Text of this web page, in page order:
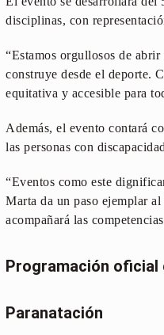
disciplinas, con
“Estamos orgullosos de
construye desde el deporte.
equitativa y accesible para
Además, el evento contará
las personas con
“Eventos como este
Marta da un paso ejemplar
acompañará las
Programación oficial
Paranatación